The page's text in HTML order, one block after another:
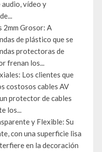
audio, vídeo y
Grosor: A
de plástico que se
protectoras de
frenan los...
Los clientes que
costosos cables AV
protector de cables
los...
y Flexible: Su
con una superficie lisa
en la decoración